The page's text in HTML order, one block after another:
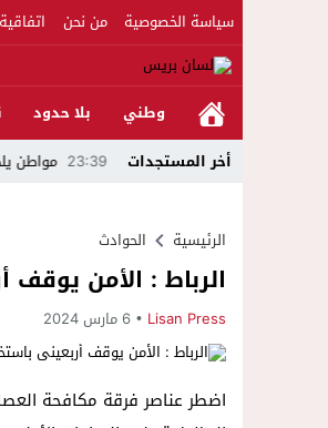
سياسة الخصوصية من نحن
وطني بلا حدود
أخر المستجدات
23:39 مواطن يلجأ للقضاء
الرئيسية الحوادث
الرباط : الأمن يوقف
Lisan Press 6 مارس 2024
اضطر عناصر فرقة مكافحة